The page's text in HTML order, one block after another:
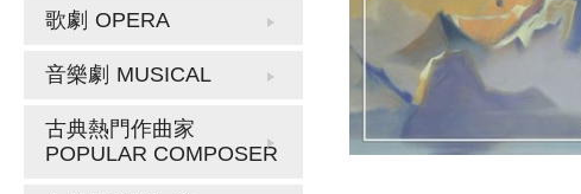
歌劇 OPERA
音樂劇 MUSICAL
古典熱門作曲家
POPULAR COMPOSER